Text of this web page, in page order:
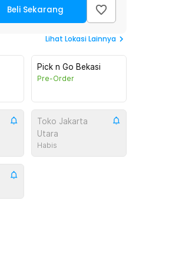
Beli Sekarang
Lihat Lokasi Lainnya
Pick n Go Bekasi
Pre-Order
Toko Jakarta
Utara
Habis